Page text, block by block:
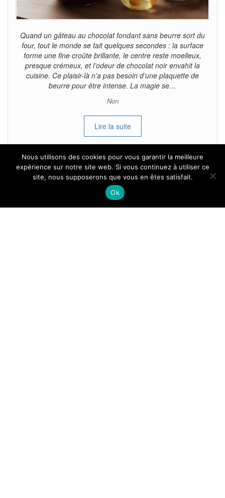
Quand un gâteau au chocolat fondant sans beurre sort du
four, tout le monde se tait quelques secondes : la surface
forme une fine croûte brillante, le centre reste moelleux,
presque crémeux, et l’odeur de chocolat noir envahit la
cuisine. Ce plaisir-là n’a pas besoin d’une plaquette de
beurre pour être intense. La magie se…
Non
Lire la suite
Tous droits reservés.
Nous utilisons des cookies pour vous garantir la meilleure
expérience sur notre site web. Si vous continuez à utiliser ce
site, nous supposerons que vous en êtes satisfait.
Ok